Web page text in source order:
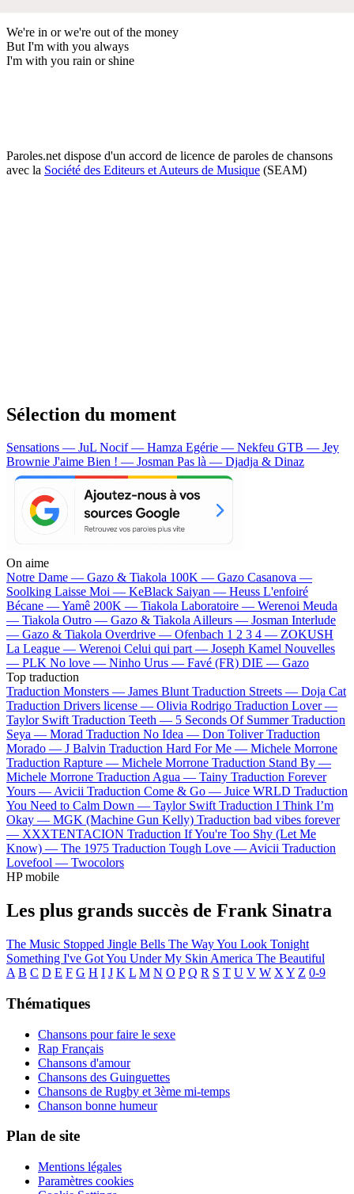
We're in or we're out of the money
But I'm with you always
I'm with you rain or shine
Paroles.net dispose d'un accord de licence de paroles de chansons
avec la Société des Editeurs et Auteurs de Musique (SEAM)
Sélection du moment
Sensations — JuL Nocif — Hamza Egérie — Nekfeu GTB — Jey
Brownie J'aime Bien ! — Josman Pas là — Djadja & Dinaz
On aime
Notre Dame — Gazo & Tiakola 100K — Gazo Casanova —
Soolking Laisse Moi — KeBlack Saiyan — Heuss L'enfoiré
Bécane —Yamê 200K — Tiakola Laboratoire — Werenoi Meuda
— Tiakola Outro — Gazo & TiakolaAilleurs — Josman Interlude
— Gazo & Tiakola Overdrive — Ofenbach 1 2 3 4 — ZOKUSH
La League — Werenoi Celui qui part — Joseph Kamel Nouvelles
— PLK No love — Ninho Urus — Favé (FR) DIE — Gazo
Top traduction
Traduction Monsters — James Blunt Traduction Streets — Doja Cat
Traduction Drivers license — Olivia Rodrigo Traduction Lover —
Taylor Swift Traduction Teeth — 5 Seconds Of Summer Traduction
Seya — Morad Traduction No Idea — Don Toliver Traduction
Morado — J Balvin Traduction Hard For Me — Michele Morrone
Traduction Rapture — Michele Morrone Traduction Stand By —
Michele Morrone Traduction Agua — Tainy Traduction Forever
Yours —Avicii Traduction Come & Go — Juice WRLD Traduction
You Need to Calm Down — Taylor Swift Traduction I Think I’m
Okay — MGK (Machine Gun Kelly) Traduction bad vibes forever
— XXXTENTACION Traduction If You're Too Shy (Let Me
Know) — The 1975 Traduction Tough Love —Avicii Traduction
Lovefool — Twocolors
HP mobile
Les plus grands succès de Frank Sinatra
The Music Stopped Jingle Bells The Way You Look Tonight
Something I've Got You Under My Skin America The Beautiful
A B C D E F G H I J K L M N O P Q R S T U V W X Y Z 0-9
Thématiques
Chansons pour faire le sexe
Rap Français
Chansons d'amour
Chansons des Guinguettes
Chansons de Rugby et 3ème mi-temps
Chanson bonne humeur
Plan de site
Mentions légales
Paramètres cookies